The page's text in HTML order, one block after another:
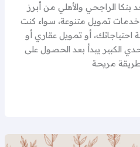
بنكا الراجحي والأهلي من أبرز
خدمات تمويل متنوعة، سواء كنت
أو تمويل عقاري أو
الكبير يبدأ بعد الحصول على
مريحة